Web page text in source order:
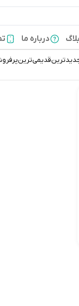
درباره ما
قدیمی‌ترین